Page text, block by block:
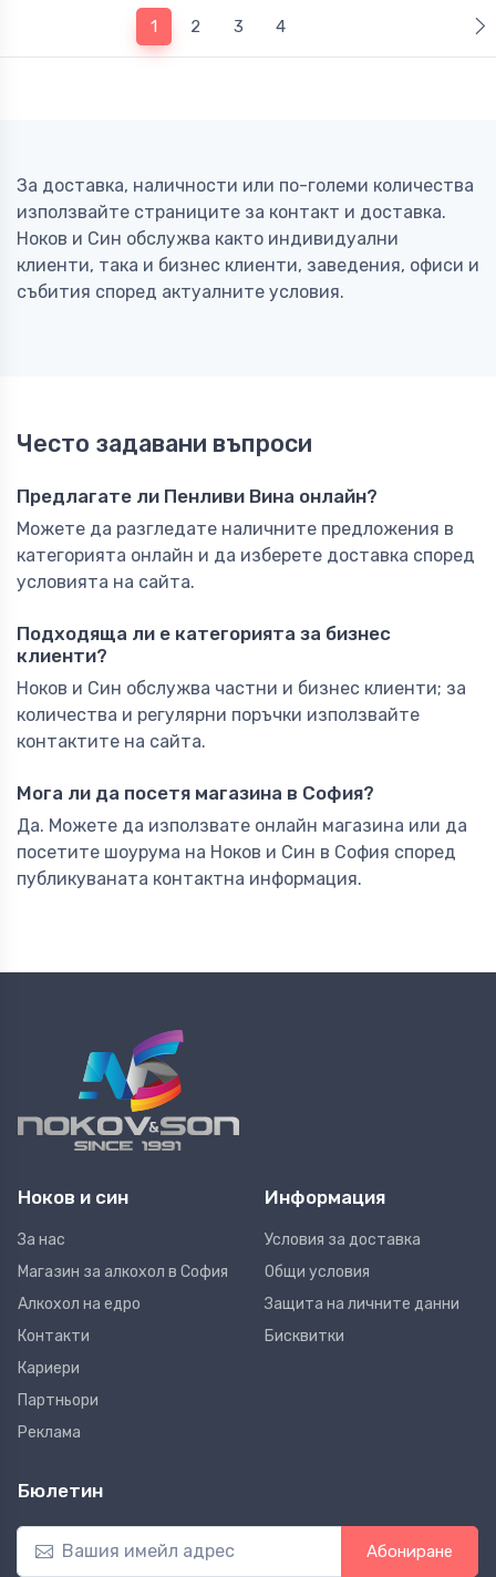
1(current)
2 3 4
За доставка, наличности или по-големи количества
използвайте страниците за контакт и доставка.
Ноков и Син обслужва както индивидуални
клиенти, така и бизнес клиенти, заведения, офиси и
събития според актуалните условия.
Често задавани въпроси
Предлагате ли Пенливи Вина онлайн?
Можете да разгледате наличните предложения в
категорията онлайн и да изберете доставка според
условията на сайта.
Подходяща ли е категорията за бизнес
клиенти?
Ноков и Син обслужва частни и бизнес клиенти; за
количества и регулярни поръчки използвайте
контактите на сайта.
Мога ли да посетя магазина в София?
Да. Можете да използвате онлайн магазина или да
посетите шоурума на Ноков и Син в София според
публикуваната контактна информация.
Ноков и син
За нас
Магазин за алкохол в София
Алкохол на едро
Контакти
Кариери
Партньори
Реклама
Информация
Условия за доставка
Общи условия
Защита на личните данни
Бисквитки
Бюлетин
Абониране